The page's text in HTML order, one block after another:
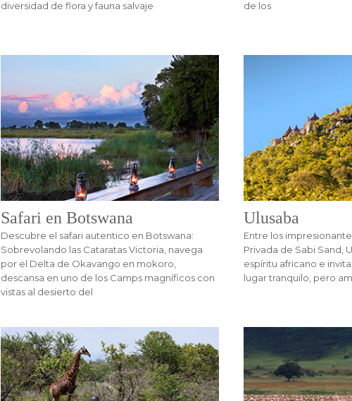
diversidad de flora y fauna salvaje
de los
Safari en Botswana
Descubre el safari autentico en Botswana:
Sobrevolando las Cataratas Victoria, navega
por el Delta de Okavango en mokoro,
descansa en uno de los Camps magníficos con
vistas al desierto del
Ulusaba
Entre los
Privada de Sabi Sand,
espíritu africano e
lugar tranquilo, pero